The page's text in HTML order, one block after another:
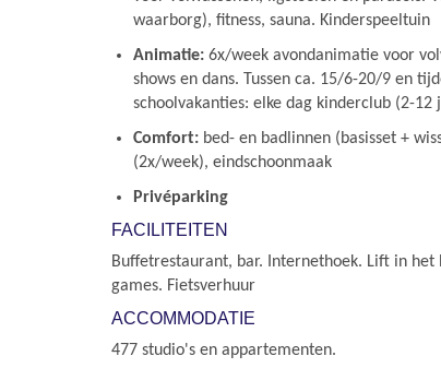
waarborg), fitness, sauna. Kinderspeeltuin
Animatie: 6x/week avondanimatie voor
shows en dans. Tussen ca. 15/6-20/9 en
schoolvakanties: elke dag kinderclub (2-12
Comfort: bed- en badlinnen (basisset +
(2x/week), eindschoonmaak
Privéparking
FACILITEITEN
Buffetrestaurant, bar. Internethoek. Lift in
games. Fietsverhuur
ACCOMMODATIE
477 studio's en appartementen.